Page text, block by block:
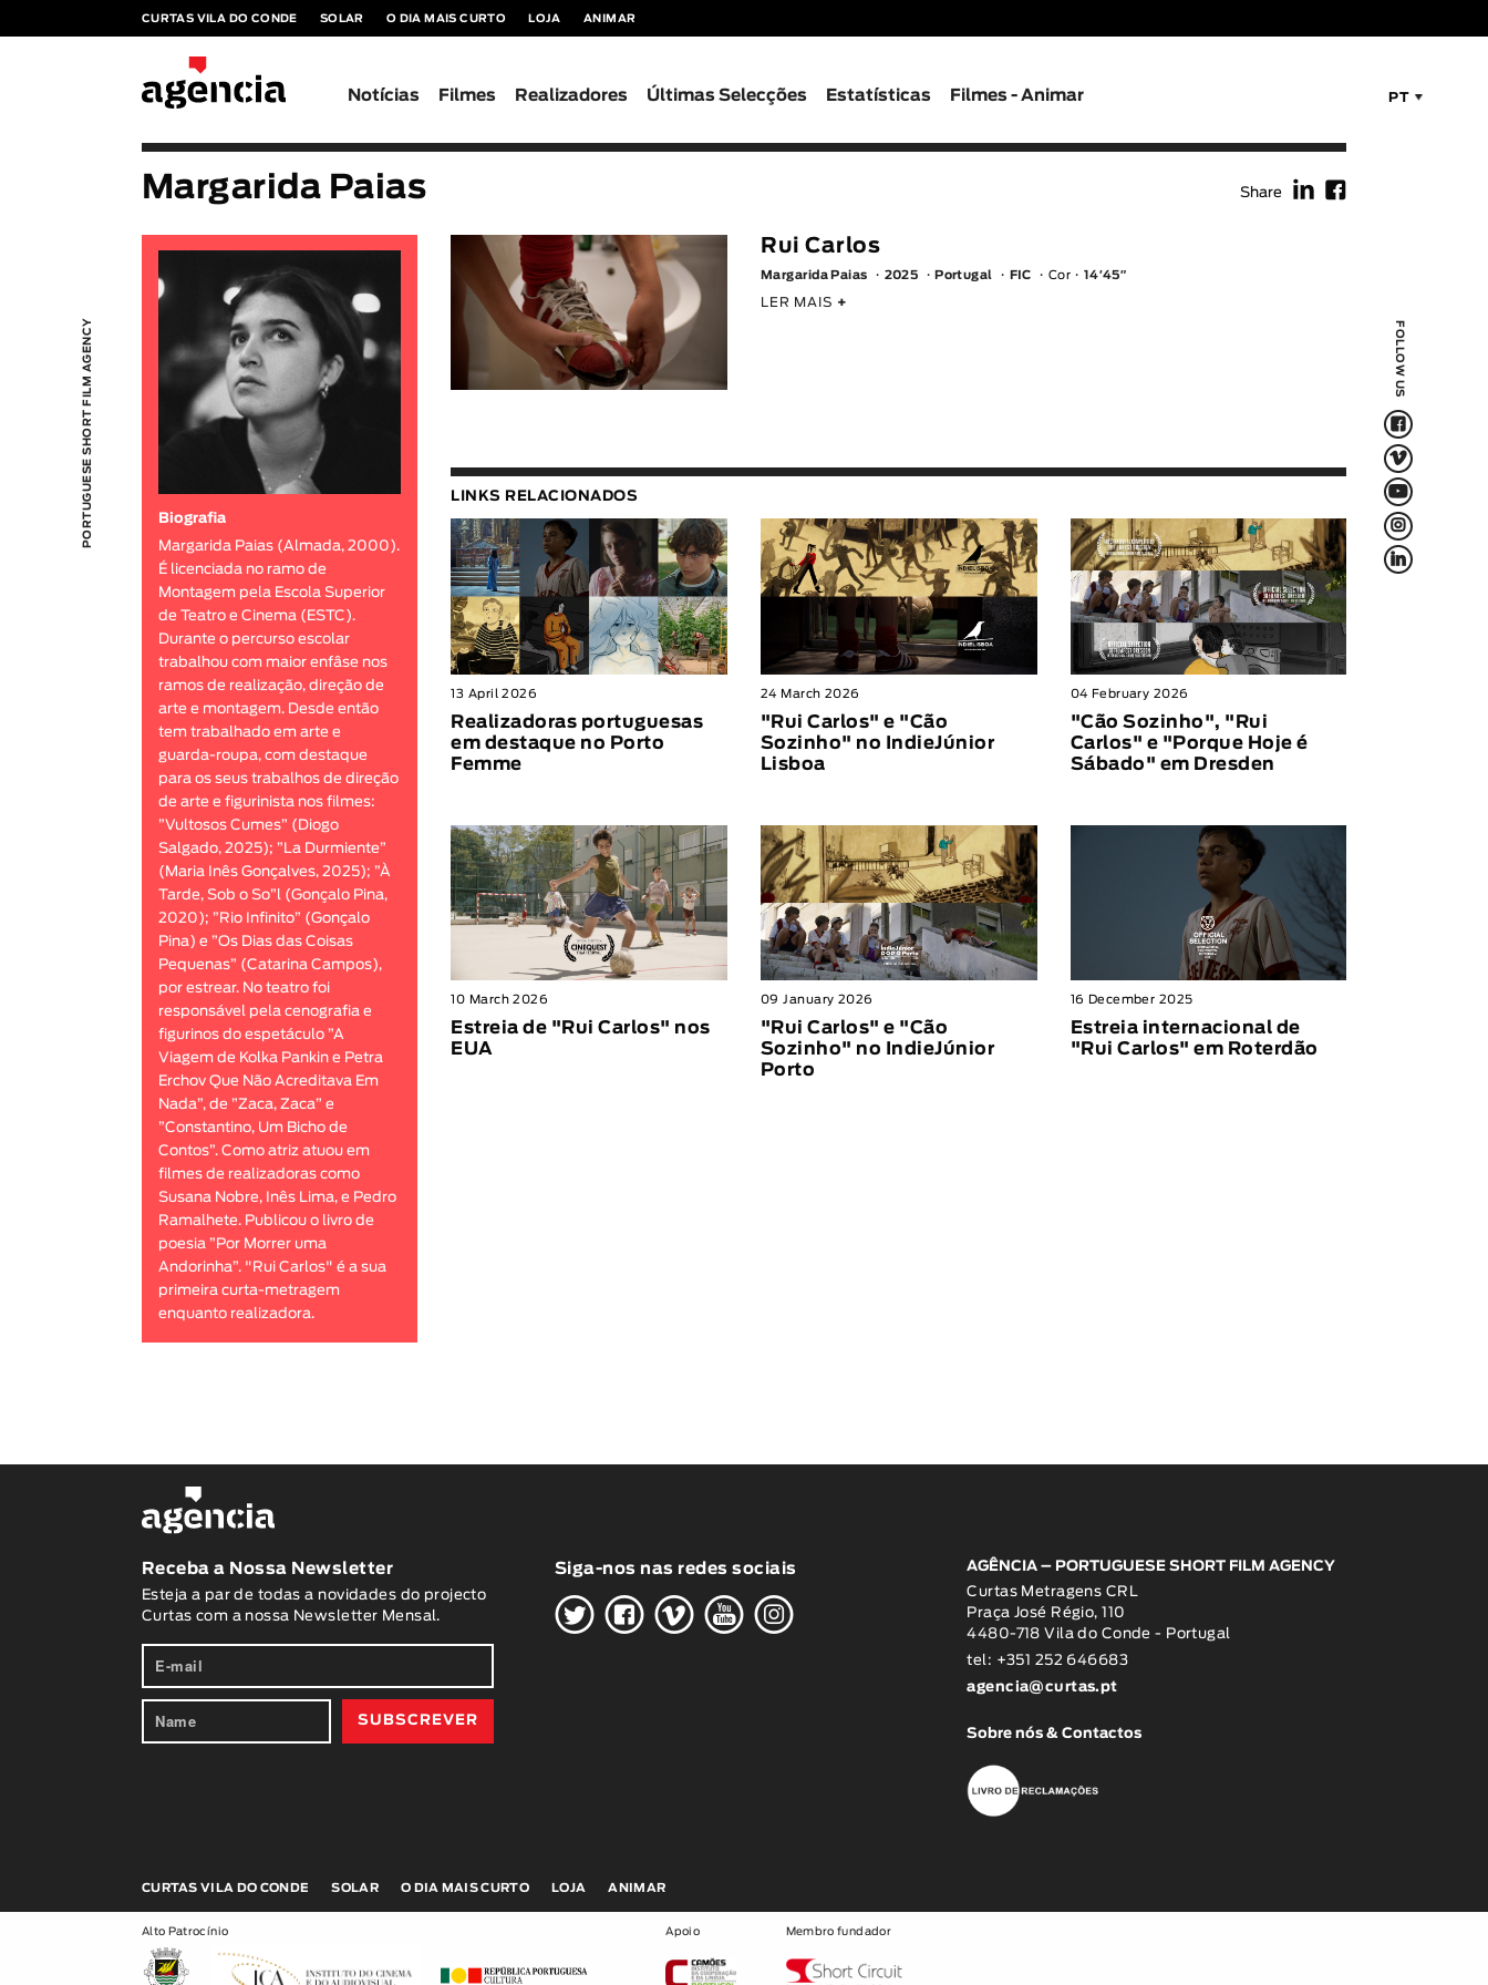
CURTAS VILA DO CONDE SOLAR O DIA MAIS CURTO LOJA ANIMAR
PT
Notícias Filmes Realizadores Últimas Selecções Estatísticas Filmes - Animar
PORTUGUESE SHORT FILM AGENCY FOLLOW US
F
V
Q
L
f
Margarida Paias Share f F
Biografia
Margarida Paias (Almada, 2000).
É licenciada no ramo de
Montagem pela Escola Superior
de Teatro e Cinema (ESTC).
Durante o percurso escolar
trabalhou com maior enfâse nos
ramos de realização, direção de
arte e montagem. Desde então
tem trabalhado em arte e
guarda-roupa, com destaque
para os seus trabalhos de direção
de arte e figurinista nos filmes:
”Vultosos Cumes” (Diogo
Salgado, 2025); ”La Durmiente”
(Maria Inês Gonçalves, 2025); ”À
Tarde, Sob o So”l (Gonçalo Pina,
2020); ”Rio Infinito” (Gonçalo
Pina) e ”Os Dias das Coisas
Pequenas” (Catarina Campos),
por estrear. No teatro foi
responsável pela cenografia e
figurinos do espetáculo ”A
Viagem de Kolka Pankin e Petra
Erchov Que Não Acreditava Em
Nada”, de ”Zaca, Zaca” e
”Constantino, Um Bicho de
Contos”. Como atriz atuou em
filmes de realizadoras como
Susana Nobre, Inês Lima, e Pedro
Ramalhete. Publicou o livro de
poesia ”Por Morrer uma
Andorinha”. "Rui Carlos" é a sua
primeira curta-metragem
enquanto realizadora.
Rui Carlos
Margarida Paias 2025 Portugal FIC Cor 14′45″
LER MAIS +
LINKS RELACIONADOS
13 April 2026
Realizadoras portuguesas
em destaque no Porto
Femme
24 March 2026
"Rui Carlos" e "Cão
Sozinho" no IndieJúnior
Lisboa
04 February 2026
"Cão Sozinho", "Rui
Carlos" e "Porque Hoje é
Sábado" em Dresden
10 March 2026
Estreia de "Rui Carlos" nos
EUA
09 January 2026
"Rui Carlos" e "Cão
Sozinho" no IndieJúnior
Porto
16 December 2025
Estreia internacional de
"Rui Carlos" em Roterdão
Receba a Nossa Newsletter
Esteja a par de todas a novidades do projecto
Curtas com a nossa Newsletter Mensal.
Siga-nos nas redes sociais
HGWOK
AGÊNCIA – PORTUGUESE SHORT FILM AGENCY
Curtas Metragens CRL
Praça José Régio, 110
4480-718 Vila do Conde - Portugal
tel: +351 252 646683
agencia@curtas.pt
Sobre nós & Contactos
CURTAS VILA DO CONDE SOLAR O DIA MAIS CURTO LOJA ANIMAR
Alto Patrocínio Apoio Membro fundador